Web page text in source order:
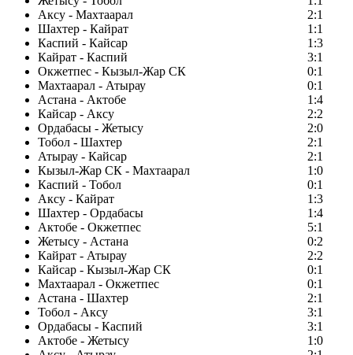
Аксу - Махтаарал
2:1
Шахтер - Кайрат
1:1
Каспий - Кайсар
1:3
Кайрат - Каспий
3:1
Окжетпес - Кызыл-Жар СК
0:1
Махтаарал - Атырау
0:1
Астана - Актобе
1:4
Кайсар - Аксу
2:2
Ордабасы - Жетысу
2:0
Тобол - Шахтер
2:1
Атырау - Кайсар
2:1
Кызыл-Жар СК - Махтаарал
1:0
Каспий - Тобол
0:1
Аксу - Кайрат
1:3
Шахтер - Ордабасы
1:4
Актобе - Окжетпес
5:1
Жетысу - Астана
0:2
Кайрат - Атырау
2:2
Кайсар - Кызыл-Жар СК
0:1
Махтаарал - Окжетпес
0:1
Астана - Шахтер
2:1
Тобол - Аксу
3:1
Ордабасы - Каспий
3:1
Актобе - Жетысу
1:0